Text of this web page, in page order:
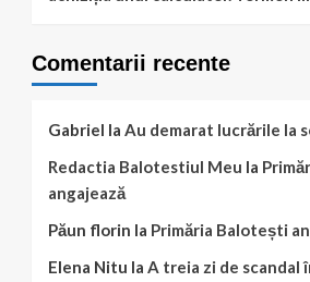
Comentarii recente
Gabriel la Au demarat lucrările la
Redactia Balotestiul Meu la
angajează
Păun florin la Primăria Balotești
Elena Nitu la A treia zi de scandal